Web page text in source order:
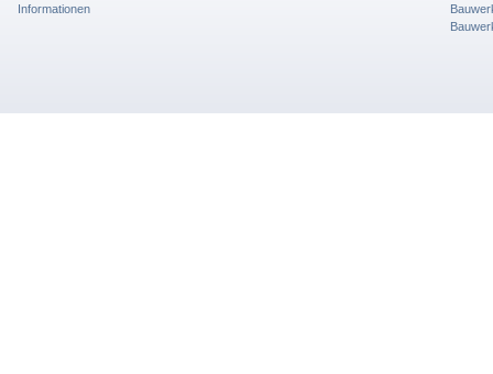
Informationen